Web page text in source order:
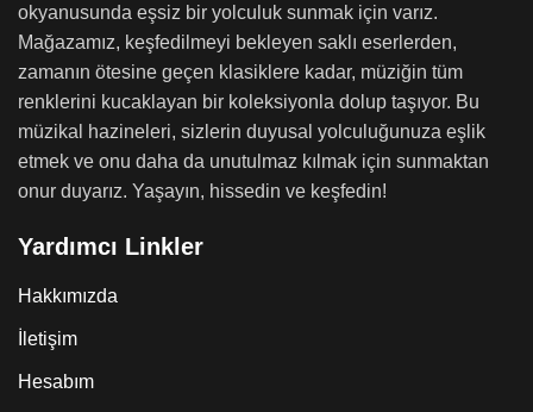
okyanusunda eşsiz bir yolculuk sunmak için varız.
Mağazamız, keşfedilmeyi bekleyen saklı eserlerden,
zamanın ötesine geçen klasiklere kadar, müziğin tüm
renklerini kucaklayan bir koleksiyonla dolup taşıyor. Bu
müzikal hazineleri, sizlerin duyusal yolculuğunuza eşlik
etmek ve onu daha da unutulmaz kılmak için sunmaktan
onur duyarız. Yaşayın, hissedin ve keşfedin!
Yardımcı Linkler
Hakkımızda
İletişim
Hesabım